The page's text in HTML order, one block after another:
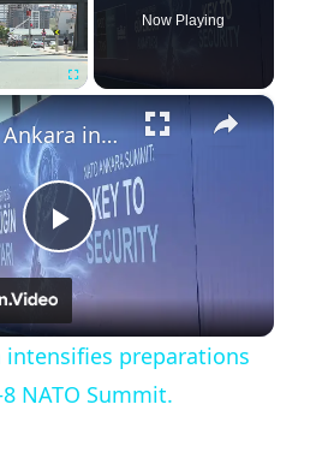
Now Playing
×
Play
Video
Türkiye: Ankara intensifies preparations ahead of July 7–8 NATO Summit.
intensifies preparations
NATO Summit.